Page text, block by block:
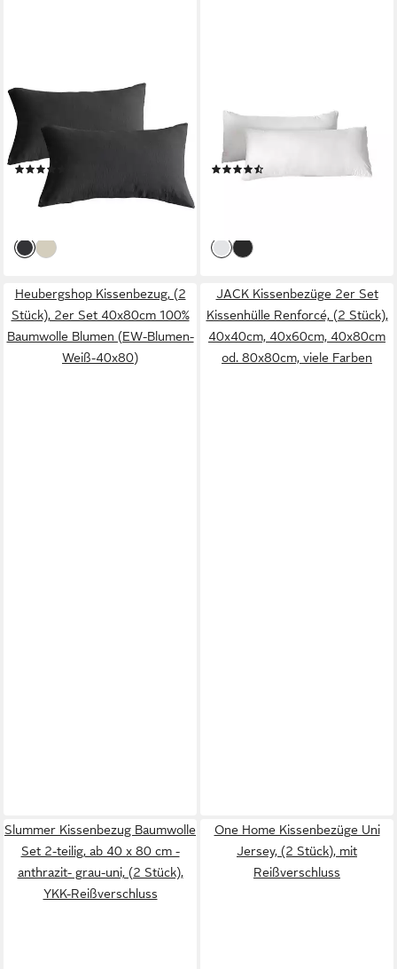
Kissenbezug Double Gauze
Kissenhüllen Muslin, aus
weicher Baumwolle mit
Reißverschluss
19,99 €
-44%
Mikrofaser, weich,
atmungsaktiv, waschbar
pflegeleicht, (2 Stück),
40*80cm*2pcs
4,88 €
Heubergshop Kissenbezug, (2
Stück), 2er Set 40x80cm 100%
Baumwolle Blumen (EW-Blumen-
Weiß-40x80)
JACK Kissenbezüge 2er Set
Kissenhülle Renforcé, (2 Stück),
40x40cm, 40x60cm, 40x80cm
od. 80x80cm, viele Farben
Slummer Kissenbezug Baumwolle
Set 2-teilig, ab 40 x 80 cm -
anthrazit- grau-uni, (2 Stück),
YKK-Reißverschluss
One Home Kissenbezüge Uni
Jersey, (2 Stück), mit
Reißverschluss